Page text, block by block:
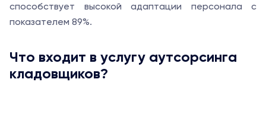
способствует высокой адаптации персонала с
показателем 89%.
Что входит в услугу аутсорсинга
кладовщиков?